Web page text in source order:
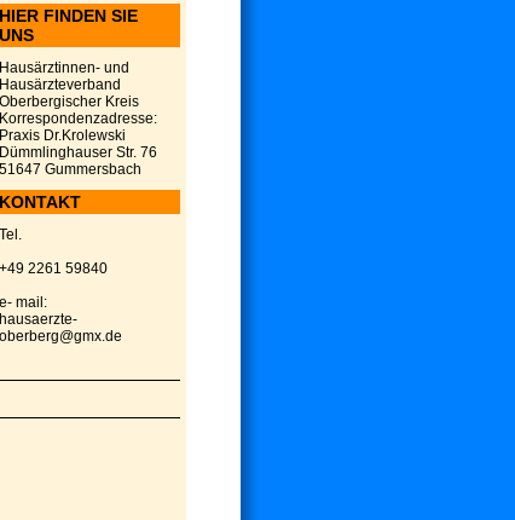
HIER FINDEN SIE
UNS
Hausärztinnen- und
Hausärzteverband
Oberbergischer Kreis
Korrespondenzadresse:
Praxis Dr.Krolewski
Dümmlinghauser Str. 76
51647 Gummersbach
KONTAKT
Tel.
+49 2261 59840
e- mail:
hausaerzte-
oberberg@gmx.de